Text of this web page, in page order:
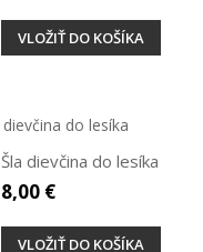
VLOŽIŤ DO KOŠÍKA
Šla dievčina do lesíka
8,00 €
VLOŽIŤ DO KOŠÍKA